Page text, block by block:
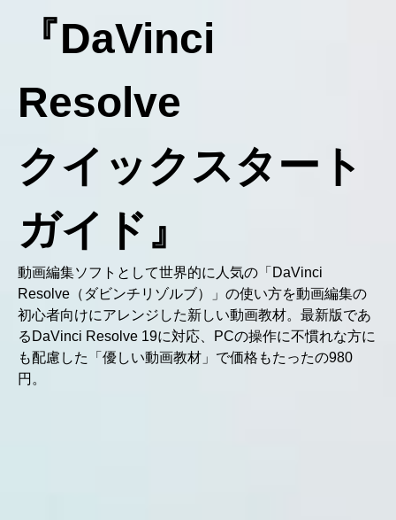
『DaVinci
Resolve
クイックスタート
ガイド』
動画編集ソフトとして世界的に人気の「DaVinci
Resolve（ダビンチリゾルブ）」の使い方を動画編集の
初心者向けにアレンジした新しい動画教材。最新版であ
るDaVinci Resolve 19に対応、PCの操作に不慣れな方に
も配慮した「優しい動画教材」で価格もたったの980
円。